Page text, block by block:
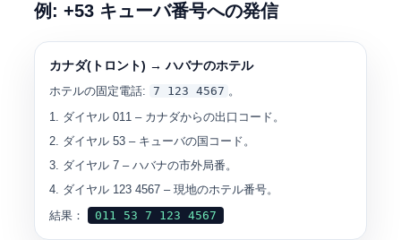
例: +53 キューバ番号への発信
カナダ(トロント) → ハバナのホテル
ホテルの固定電話: 7 123 4567 。
ダイヤル011 – カナダからの出口コード。
ダイヤル53 – キューバの国コード。
ダイヤル7 – ハバナの市外局番。
ダイヤル 123 4567 – 現地のホテル番号。
結果：
011 53 7 123 4567